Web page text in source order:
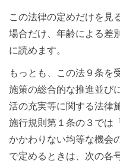
この法律の定めだけを見
場合だけ、年齢による差
に読めます。
もっとも、この法９条を
施策の総合的な推進並び
活の充実等に関する法律
施行規則第１条の３では
かかわりない均等な機会
で定めるときは、次の各